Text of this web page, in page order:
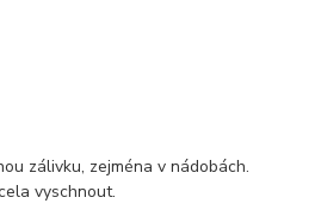
zálivku, zejména v nádobách.
vyschnout.